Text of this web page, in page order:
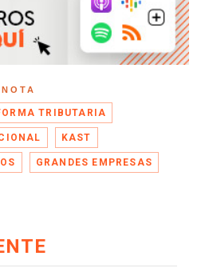
TRIBUTARIA
KAST
GRANDES EMPRESAS